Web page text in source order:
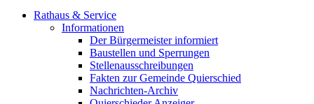
Rathaus & Service
Informationen
Der Bürgermeister informiert
Baustellen und Sperrungen
Stellenausschreibungen
Fakten zur Gemeinde Quierschied
Nachrichten-Archiv